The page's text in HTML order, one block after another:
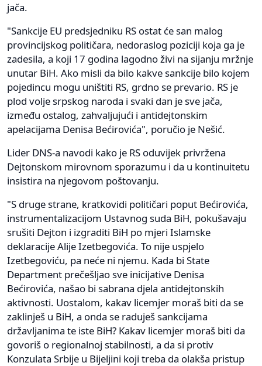
jača.
"Sankcije EU predsjedniku RS ostat će san malog
provincijskog političara, nedoraslog poziciji koja ga je
zadesila, a koji 17 godina lagodno živi na sijanju mržnje
unutar BiH. Ako misli da bilo kakve sankcije bilo kojem
pojedincu mogu uništiti RS, grdno se prevario. RS je
plod volje srpskog naroda i svaki dan je sve jača,
između ostalog, zahvaljujući i antidejtonskim
apelacijama Denisa Bećirovića", poručio je Nešić.
Lider DNS-a navodi kako je RS oduvijek privržena
Dejtonskom mirovnom sporazumu i da u kontinuitetu
insistira na njegovom poštovanju.
"S druge strane, kratkovidi političari poput Bećirovića,
instrumentalizacijom Ustavnog suda BiH, pokušavaju
srušiti Dejton i izgraditi BiH po mjeri Islamske
deklaracije Alije Izetbegovića. To nije uspjelo
Izetbegoviću, pa neće ni njemu. Kada bi State
Department prečešljao sve inicijative Denisa
Bećirovića, našao bi sabrana djela antidejtonskih
aktivnosti. Uostalom, kakav licemjer moraš biti da se
zaklinješ u BiH, a onda se raduješ sankcijama
državljanima te iste BiH? Kakav licemjer moraš biti da
govoriš o regionalnoj stabilnosti, a da si protiv
Konzulata Srbije u Bijeljini koji treba da olakša pristup